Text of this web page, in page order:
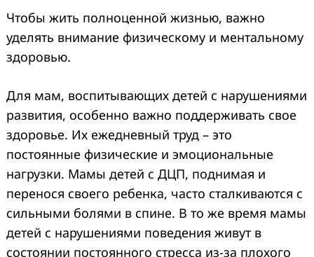
Чтобы жить полноценной жизнью, важно
уделять внимание физическому и ментальному
здоровью.
Для мам, воспитывающих детей с нарушениями
развития, особенно важно поддерживать свое
здоровье. Их ежедневный труд – это
постоянные физические и эмоциональные
нагрузки. Мамы детей с ДЦП, поднимая и
перенося своего ребенка, часто сталкиваются с
сильными болями в спине. В то же время мамы
детей с нарушениями поведения живут в
состоянии постоянного стресса из-за плохого